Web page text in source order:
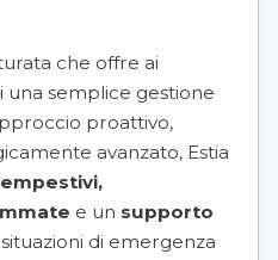
che offre ai
semplice gestione
proattivo,
avanzato, Estia
e un supporto
di emergenza